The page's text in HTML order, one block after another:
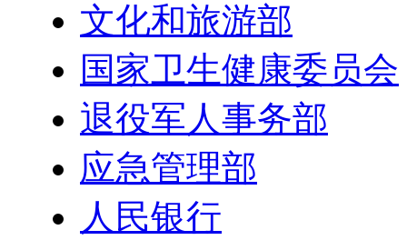
文化和旅游部
国家卫生健康委员会
退役军人事务部
应急管理部
人民银行